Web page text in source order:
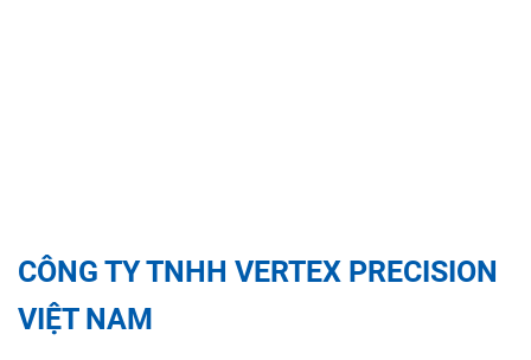
CÔNG TY TNHH VERTEX PRECISION
VIỆT NAM